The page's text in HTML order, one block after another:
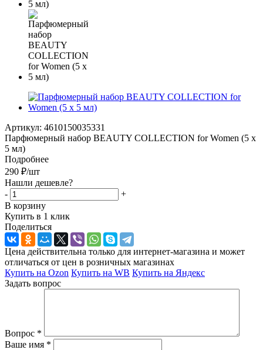
Артикул: 4610150035331
Парфюмерный набор BEAUTY COLLECTION for Women (5 х
5 мл)
Подробнее
290 ₽/шт
Нашли дешевле?
-
+
В корзину
Купить в 1 клик
Поделиться
Цена действительна только для интернет-магазина и может
отличаться от цен в розничных магазинах
Купить на Ozon Купить на WB Купить на Яндекс
Задать вопрос
Вопрос *
Ваше имя *